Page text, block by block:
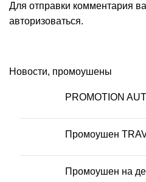
Для отправки комментария
авторизоваться.
Новости, промоушены
PROMOTION
Промоушен
Промоушен на